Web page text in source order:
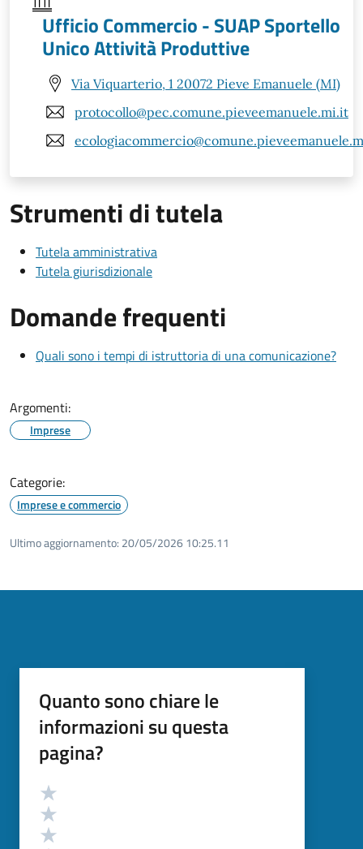
Ufficio Commercio - SUAP Sportello
Unico Attività Produttive
Via Viquarterio, 1 20072 Pieve Emanuele (MI)
protocollo@pec.comune.pieveemanuele.mi.it
Strumenti di tutela
Tutela amministrativa
Tutela giurisdizionale
Domande frequenti
Quali sono i tempi di istruttoria di una comunicazione?
Argomenti:
Imprese
Categorie:
Imprese e commercio
Ultimo aggiornamento: 20/05/2026 10:25.11
Quanto sono chiare le
informazioni su questa
pagina?
Valutazione